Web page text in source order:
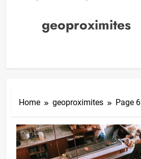
geoproximites
Home geoproximites Page 6